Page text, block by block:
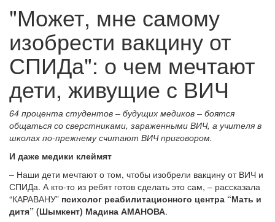
"Может, мне самому
изобрести вакцину от
СПИДа": о чем мечтают
дети, живущие с ВИЧ
64 процента студентов – будущих медиков – боятся
общаться со сверстниками, зараженными ВИЧ, а учителя в
школах по-прежнему считают ВИЧ приговором.
И даже медики клеймят
– Наши дети мечтают о том, чтобы изобрели вакцину от ВИЧ и
СПИДа. А кто-то из ребят готов сделать это сам, – рассказала
“КАРАВАНУ” психолог реабилитационного центра “Мать и
дитя” (Шымкент) Мадина АМАНОВА.